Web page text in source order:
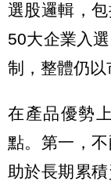
選股邏輯，
50大企業入
制，整體仍以
在產品優勢
點。第一，
助於長期累